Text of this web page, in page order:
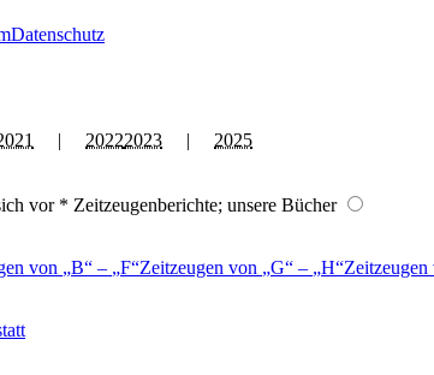
Datenschutz
| 20222023 | 2025
vor * Zeitzeugenberichte; unsere Bücher
von B – F Zeitzeugen von G – H Zeitzeugen